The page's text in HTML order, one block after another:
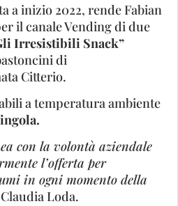
a inizio 2022, rende Fabian
il canale Vending di due
Irresistibili Snack”
di
Citterio.
a temperatura ambiente
con la volontà aziendale
l’offerta per
in ogni momento della
Loda.